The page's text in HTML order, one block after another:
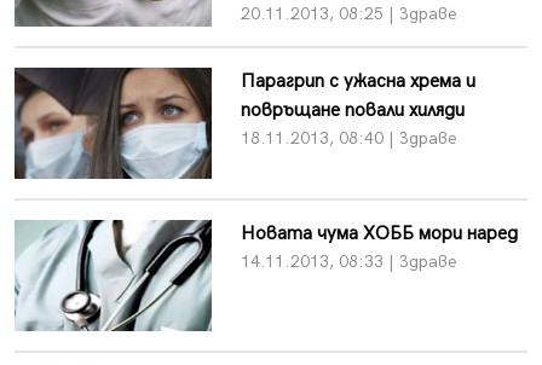
20.11.2013, 08:25 | Здраве
Парагрип с ужасна хрема и
повръщане повали хиляди
18.11.2013, 08:40 | Здраве
Новата чума ХОББ мори наред
14.11.2013, 08:33 | Здраве